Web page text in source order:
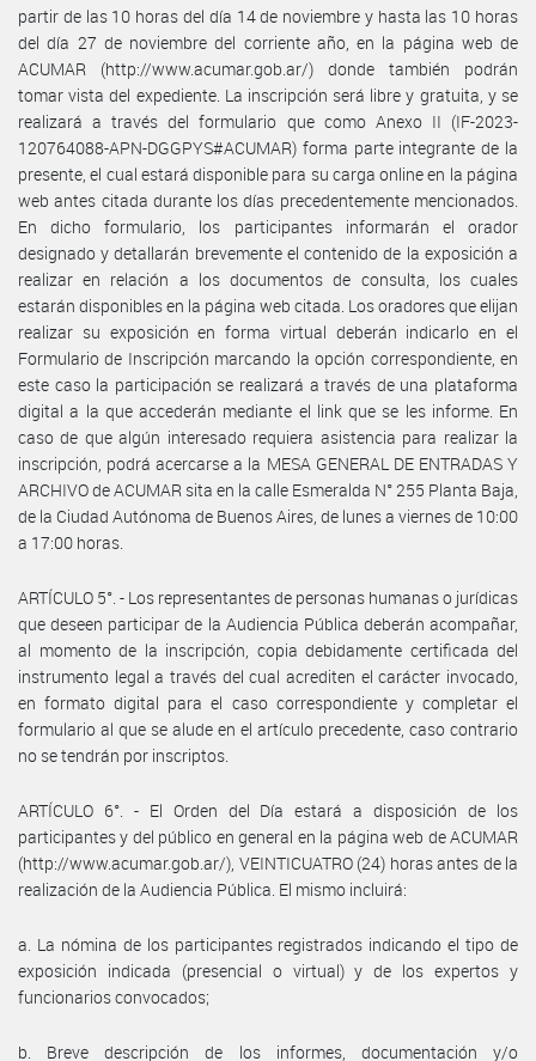
partir de las 10 horas del día 14 de noviembre y hasta las 10 horas
del día 27 de noviembre del corriente año, en la página web de
ACUMAR (http://www.acumar.gob.ar/) donde también podrán
tomar vista del expediente. La inscripción será libre y gratuita, y se
realizará a través del formulario que como Anexo II (IF-2023-
120764088-APN-DGGPYS#ACUMAR) forma parte integrante de la
presente, el cual estará disponible para su carga online en la página
web antes citada durante los días precedentemente mencionados.
En dicho formulario, los participantes informarán el orador
designado y detallarán brevemente el contenido de la exposición a
realizar en relación a los documentos de consulta, los cuales
estarán disponibles en la página web citada. Los oradores que elijan
realizar su exposición en forma virtual deberán indicarlo en el
Formulario de Inscripción marcando la opción correspondiente, en
este caso la participación se realizará a través de una plataforma
digital a la que accederán mediante el link que se les informe. En
caso de que algún interesado requiera asistencia para realizar la
inscripción, podrá acercarse a la MESA GENERAL DE ENTRADAS Y
ARCHIVO de ACUMAR sita en la calle Esmeralda N° 255 Planta Baja,
de la Ciudad Autónoma de Buenos Aires, de lunes a viernes de 10:00
a 17:00 horas.
ARTÍCULO 5°. - Los representantes de personas humanas o jurídicas
que deseen participar de la Audiencia Pública deberán acompañar,
al momento de la inscripción, copia debidamente certificada del
instrumento legal a través del cual acrediten el carácter invocado,
en formato digital para el caso correspondiente y completar el
formulario al que se alude en el artículo precedente, caso contrario
no se tendrán por inscriptos.
ARTÍCULO 6°. - El Orden del Día estará a disposición de los
participantes y del público en general en la página web de ACUMAR
(http://www.acumar.gob.ar/), VEINTICUATRO (24) horas antes de la
realización de la Audiencia Pública. El mismo incluirá:
a. La nómina de los participantes registrados indicando el tipo de
exposición indicada (presencial o virtual) y de los expertos y
funcionarios convocados;
b. Breve descripción de los informes, documentación y/o